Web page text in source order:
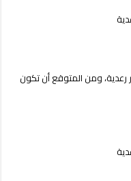
رعدية، ومن المتوقع أن تكون